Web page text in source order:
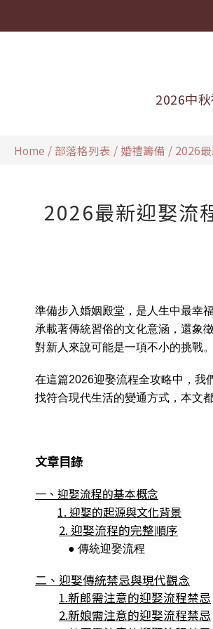
2026中
Home / 部落格列表 / 婚禮籌備 / 2026
2026最新迎娶流
準備步入婚姻殿堂，是人生中最幸
承載著傳統習俗的文化意涵，還象
對新人來說可能是一項不小的挑戰。
在這篇2026迎娶流程全攻略中，我
找符合現代生活的變通方式，本文
文章目錄
一、迎娶流程的基本概念
1. 迎娶的起源與文化背景
2. 迎娶流程的完整順序
● 傳統迎娶流程
二、迎娶傳統禁忌與現代觀念
1.新郎需注意的迎娶流程禁忌
2.新娘需注意的迎娶流程禁忌